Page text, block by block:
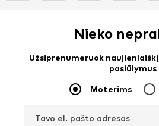
Nieko
Užsiprenumeruok
pasiūlymus
Moterims
Tavo el. pašto adresas